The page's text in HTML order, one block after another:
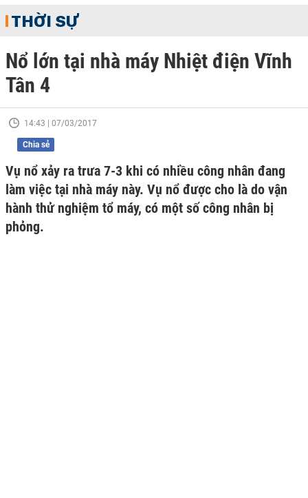
THỜI SỰ
Nổ lớn tại nhà máy Nhiệt điện Vĩnh
Tân 4
14:43 | 07/03/2017
Chia sẻ
Vụ nổ xảy ra trưa 7-3 khi có nhiều công nhân đang
làm việc tại nhà máy này. Vụ nổ được cho là do vận
hành thử nghiệm tổ máy, có một số công nhân bị
phỏng.